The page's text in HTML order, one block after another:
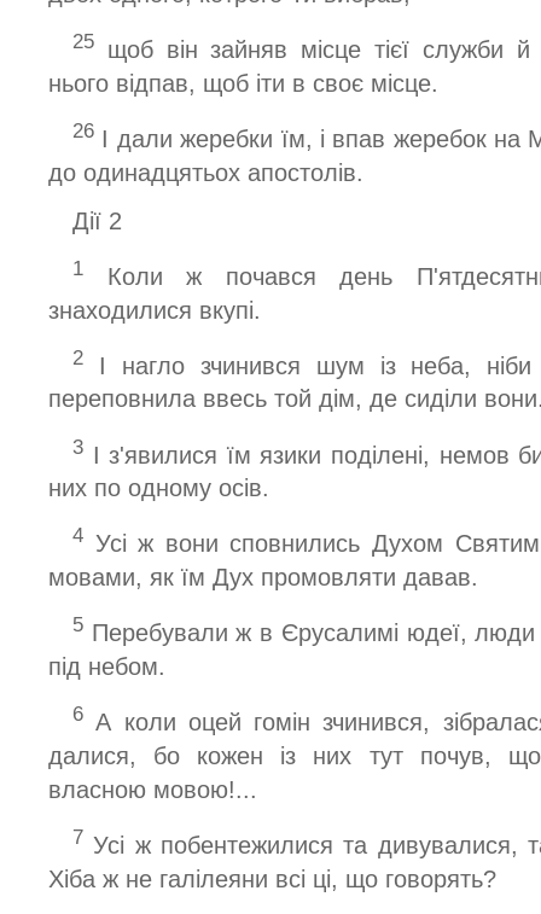
25 щоб він зайняв місце тієї служби
нього відпав, щоб іти в своє місце.
26 І дали жеребки їм, і впав жеребок на
до одинадцятьох апостолів.
Дiї 2
1 Коли ж почався день
знаходилися вкупі.
2 І нагло зчинився шум із неба, ніби
переповнила ввесь той дім, де сиділи
3 І з'явилися їм язики поділені, немов
них по одному осів.
4 Усі ж вони сповнились Духом
мовами, як їм Дух промовляти давав.
5 Перебували ж в Єрусалимі юдеї, люди
під небом.
6 А коли оцей гомін зчинився,
далися, бо кожен із них тут почув,
власною мовою!...
7 Усі ж побентежилися та дивувалися,
Хіба ж не галілеяни всі ці, що говорять?